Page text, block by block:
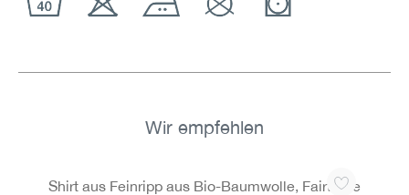
Wir empfehlen
Shirt aus Feinripp aus Bio-Baumwolle, Fairtrade